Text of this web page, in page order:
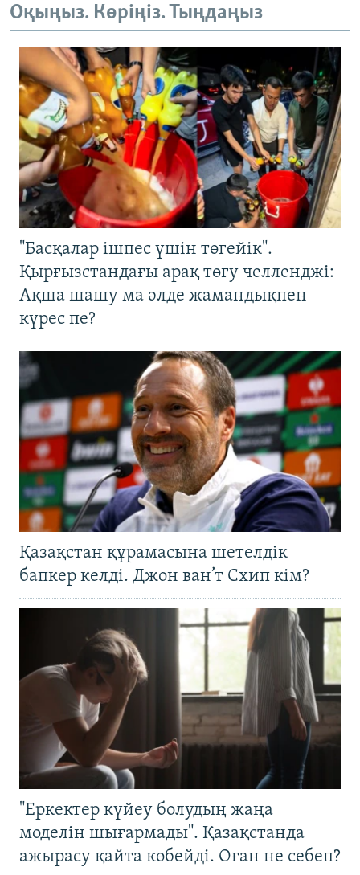
Оқыңыз. Көріңіз. Тыңдаңыз
"Басқалар ішпес үшін төгейік".
Қырғызстандағы арақ төгу челленджі:
Ақша шашу ма әлде жамандықпен
күрес пе?
Қазақстан құрамасына шетелдік
бапкер келді. Джон ван’т Схип кім?
"Еркектер күйеу болудың жаңа
моделін шығармады". Қазақстанда
ажырасу қайта көбейді. Оған не себеп?